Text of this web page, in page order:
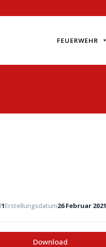
FEUERWEHR
1Erstellungsdatum26 Februar 2021
Download